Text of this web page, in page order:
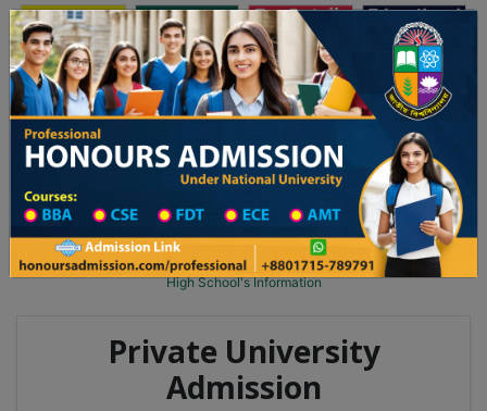
Toggle navigation অনার্স ভর্তি প্রফেশনাল অনার্স
Updates
২৬ শিক্ষাবর্ষের ১ম বর্ষের ভর্তি আবেদন বিজ্ঞপ্তি ঢাকা বিশ্ববিদ্যালয় ২০২৫-২৬ শিক্ষাবর্ষে
School Category
High School in Cumilla Wise
High School List
High School's Information
Private University
Admission